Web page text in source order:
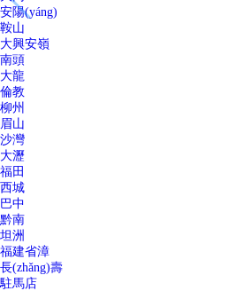
安陽(yáng)
鞍山
大興安嶺
南頭
大龍
倫教
柳州
眉山
沙灣
大瀝
福田
西城
巴中
黔南
坦洲
福建省漳
長(zhǎng)壽
駐馬店